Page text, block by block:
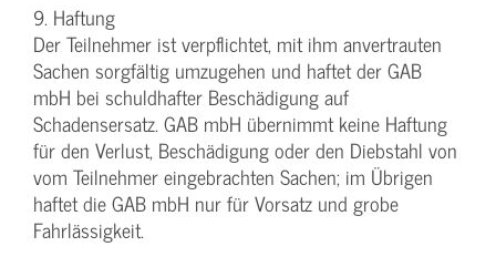
9. Haftung
Der Teilnehmer ist verpflichtet, mit ihm anvertrauten
Sachen sorgfältig umzugehen und haftet der GAB
mbH bei schuldhafter Beschädigung auf
Schadensersatz. GAB mbH übernimmt keine Haftung
für den Verlust, Beschädigung oder den Diebstahl von
vom Teilnehmer eingebrachten Sachen; im Übrigen
haftet die GAB mbH nur für Vorsatz und grobe
Fahrlässigkeit.